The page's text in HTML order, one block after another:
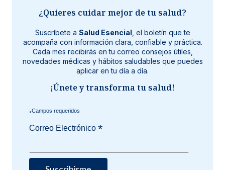
¿Quieres cuidar mejor de tu salud?
Suscríbete a Salud Esencial, el boletín que te
acompaña con información clara, confiable y práctica.
Cada mes recibirás en tu correo consejos útiles,
novedades médicas y hábitos saludables que puedes
aplicar en tu día a día.
¡Únete y transforma tu salud!
*
Correo Electrónico*